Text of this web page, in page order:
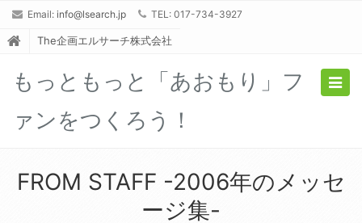
Email: info@lsearch.jp TEL: 017-734-3927
The企画エルサーチ株式会社
もっともっと「あおもり」フ
ァンをつくろう！
FROM STAFF -2006年のメッセ
ージ集-